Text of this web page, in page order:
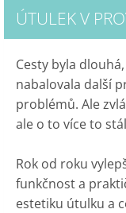
ÚTULEK V
Cesty byla
nabalovala další
problémů. Ale
ale o to více to
Rok od roku
funkčnost a
estetiku útulku a